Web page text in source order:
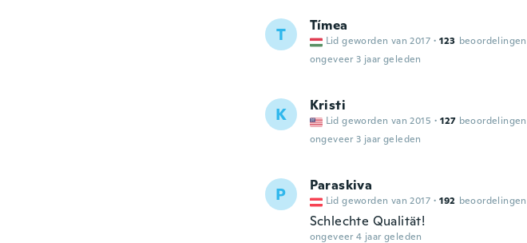
T Tímea
Lid geworden van 2017 · 123 beoordelingen
ongeveer 3 jaar geleden
K Kristi
Lid geworden van 2015 · 127 beoordelingen
ongeveer 3 jaar geleden
P Paraskiva
Lid geworden van 2017 · 192 beoordelingen
Schlechte Qualität!
ongeveer 4 jaar geleden